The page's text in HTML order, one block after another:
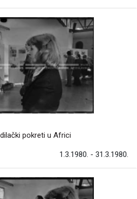
pokreti u Africi
1.3.1980. - 31.3.1980.